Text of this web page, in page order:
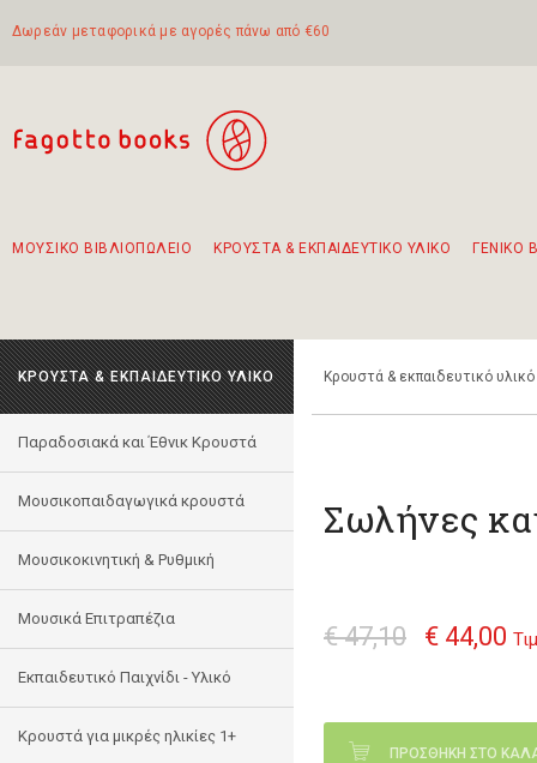
Δωρεάν μεταφορικά με αγορές πάνω από €60
ΜΟΥΣΙΚΟ ΒΙΒΛΙΟΠΩΛΕΙΟ ΚΡΟΥΣΤΑ & ΕΚΠΑΙΔΕΥΤΙΚΟ ΥΛΙΚΟ ΓΕΝΙΚΟ
ΚΡΟΥΣΤΑ & ΕΚΠΑΙΔΕΥΤΙΚΟ ΥΛΙΚΟ
Παραδοσιακά και Έθνικ Κρουστά
Μουσικοπαιδαγωγικά κρουστά
Μουσικοκινητική & Ρυθμική
Μουσικά Επιτραπέζια
Εκπαιδευτικό Παιχνίδι - Υλικό
Κρουστά για μικρές ηλικίες 1+
Κρουστά & εκπαιδευτικό υλικό
Σωλήνες
€ 47,10 € 44,00
ΠΡΟΣΘΗΚΗ ΣΤΟ